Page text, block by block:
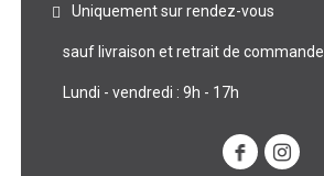
Uniquement sur rendez-vous
sauf livraison et retrait de commande
Lundi - vendredi : 9h - 17h